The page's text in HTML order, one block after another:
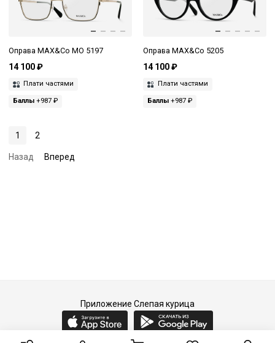
Оправа MAX&Co MO 5197
14 100 ₽
Плати частями
Баллы +987 ₽
Оправа MAX&Co 5205
14 100 ₽
Плати частями
Баллы+987 ₽
1 2
Назад Вперед
Приложение Слепая курица